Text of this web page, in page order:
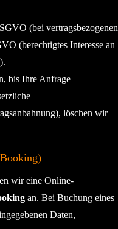
(bei vertragsbezogenen
(berechtigtes Interesse an
bis Ihre Anfrage
löschen wir
wir eine Online-
an. Bei Buchung eines
Daten,